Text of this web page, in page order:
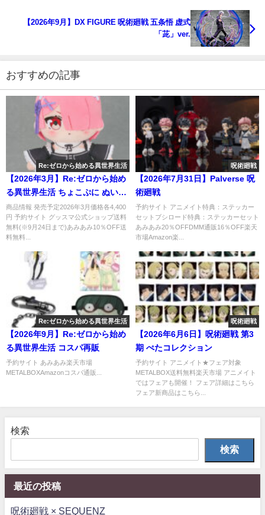
【2026年9月】DX FIGURE 呪術廻戦 五条悟 虚式
「茈」ver.
おすすめの記事
Re:ゼロから始める異世界生活
【2026年3月】Re:ゼロから始め
る異世界生活 ちょこぷに ぬいぐ
るみ
商品情報 発売予定2026年3月価格各4,400
円 予約サイト グッスマ公式ショップ送料
無料(※9月24日まで)あみあみ10％OFF送
料無料...
呪術廻戦
【2026年7月31日】Palverse 呪
術廻戦
予約サイト アニメイト特典：ステッカー
セットブシロード特典：ステッカーセット
あみあみ20％OFFDMM通販16％OFF楽天
市場Amazon楽...
Re:ゼロから始める異世界生活
【2026年9月】Re:ゼロから始め
る異世界生活 コスパ再販
予約サイト あみあみ楽天市場
METALBOXAmazonコスパ通販...
呪術廻戦
【2026年6月6日】呪術廻戦 第3
期 ぺたコレクション
予約サイト アニメイト★フェア対象
METALBOX送料無料楽天市場 アニメイト
ではフェアも開催！ フェア詳細はこちら
フェア新商品はこちら...
検索
検索
最近の投稿
呪術廻戦 × SEQUENZ